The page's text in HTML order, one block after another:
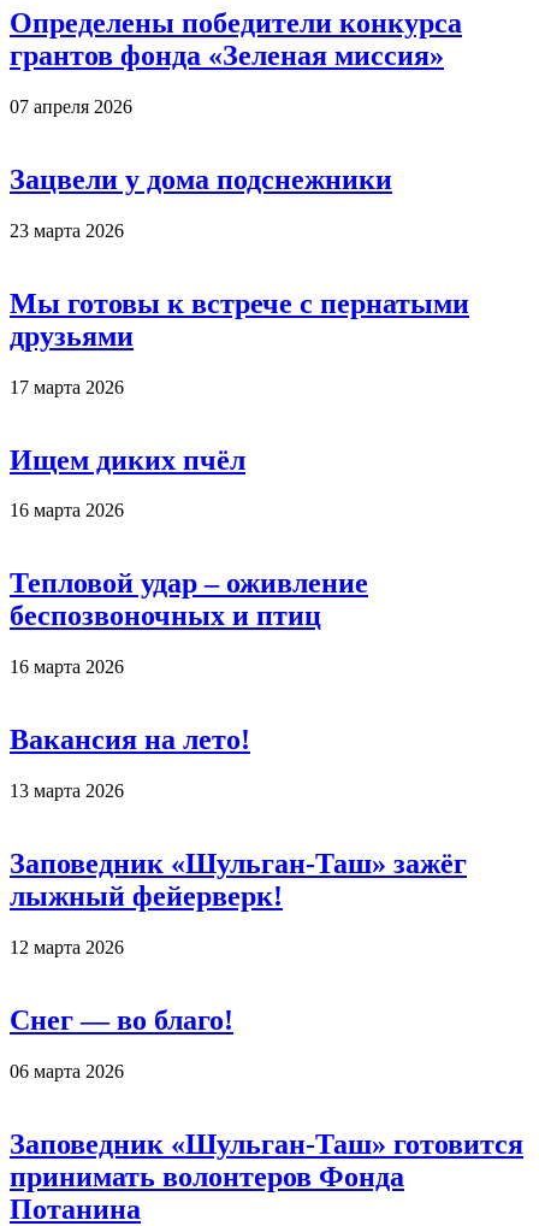
Определены победители конкурса
грантов фонда «Зеленая миссия»
07 апреля 2026
Зацвели у дома подснежники
23 марта 2026
Мы готовы к встрече с пернатыми
друзьями
17 марта 2026
Ищем диких пчёл
16 марта 2026
Тепловой удар – оживление
беспозвоночных и птиц
16 марта 2026
Вакансия на лето!
13 марта 2026
Заповедник «Шульган-Таш» зажёг
лыжный фейерверк!
12 марта 2026
Снег — во благо!
06 марта 2026
Заповедник «Шульган-Таш» готовится
принимать волонтеров Фонда
Потанина